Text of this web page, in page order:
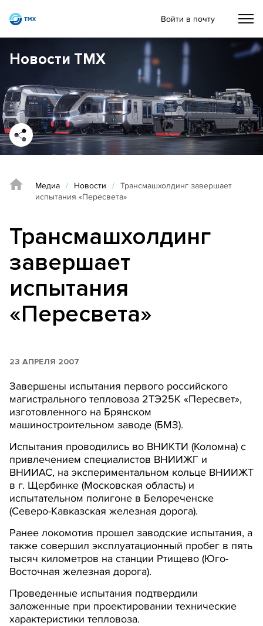
Войти в почту
Новости ТМХ
Медиа / Новости / Трансмашхолдинг завершает
испытания «Пересвета»
Трансмашхолдинг
завершает
испытания
«Пересвета»
23 АПРЕЛЯ 2007
Завершены испытания первого российского
магистрального тепловоза 2ТЭ25К «Пересвет»,
изготовленного на Брянском
машиностроительном заводе (БМЗ).
Испытания проводились во ВНИКТИ (Коломна) с
привлечением специалистов ВНИИЖГ и
ВНИИАС, на экспериментальном кольце ВНИИЖТ
в г. Щербинке (Московская область) и
испытательном полигоне в Белореченске
(Северо-Кавказская железная дорога).
Ранее локомотив прошел заводские испытания, а
также совершил эксплуатационный пробег в пять
тысяч километров на станции Ртищево (Юго-
Восточная железная дорога).
Проведенные испытания подтвердили
заложенные при проектировании технические
характеристики тепловоза.